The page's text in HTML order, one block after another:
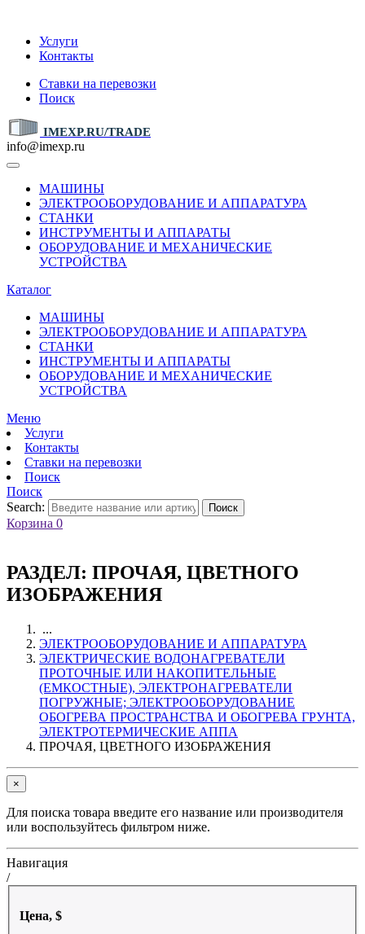
Услуги
Контакты
Ставки на перевозки
Поиск
IMEXP.RU/TRADE
info@imexp.ru
МАШИНЫ
ЭЛЕКТРООБОРУДОВАНИЕ И АППАРАТУРА
СТАНКИ
ИНСТРУМЕНТЫ И АППАРАТЫ
ОБОРУДОВАНИЕ И МЕХАНИЧЕСКИЕ
УСТРОЙСТВА
Каталог
МАШИНЫ
ЭЛЕКТРООБОРУДОВАНИЕ И АППАРАТУРА
СТАНКИ
ИНСТРУМЕНТЫ И АППАРАТЫ
ОБОРУДОВАНИЕ И МЕХАНИЧЕСКИЕ
УСТРОЙСТВА
Меню
Услуги
Контакты
Ставки на перевозки
Поиск
Поиск
Search:
Поиск
Корзина 0
РАЗДЕЛ: ПРОЧАЯ, ЦВЕТНОГО
ИЗОБРАЖЕНИЯ
...
ЭЛЕКТРООБОРУДОВАНИЕ И АППАРАТУРА
ЭЛЕКТРИЧЕСКИЕ ВОДОНАГРЕВАТЕЛИ
ПРОТОЧНЫЕ ИЛИ НАКОПИТЕЛЬНЫЕ
(ЕМКОСТНЫЕ), ЭЛЕКТРОНАГРЕВАТЕЛИ
ПОГРУЖНЫЕ; ЭЛЕКТРООБОРУДОВАНИЕ
ОБОГРЕВА ПРОСТРАНСТВА И ОБОГРЕВА ГРУНТА,
ЭЛЕКТРОТЕРМИЧЕСКИЕ АППА
ПРОЧАЯ, ЦВЕТНОГО ИЗОБРАЖЕНИЯ
×
Для поиска товара введите его название или производителя
или воспользуйтесь фильтром ниже.
Навигация
/
Цена, $